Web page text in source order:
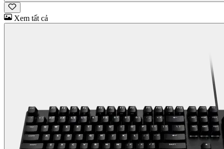
Xem tất cả